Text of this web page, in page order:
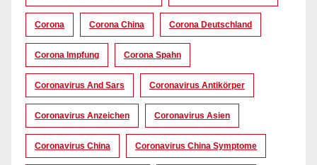
Corona Corona China Corona Deutschland
Corona Impfung Corona Spahn
Coronavirus And Sars Coronavirus Antikörper
Coronavirus Anzeichen Coronavirus Asien
Coronavirus China Coronavirus China Symptome